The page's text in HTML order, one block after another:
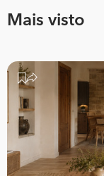
Mais visto